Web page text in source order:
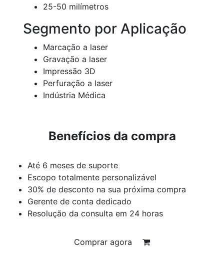
25-50 milímetros
Segmento por Aplicação
Marcação a laser
Gravação a laser
Impressão 3D
Perfuração a laser
Indústria Médica
Benefícios da compra
Até 6 meses de suporte
Escopo totalmente personalizável
30% de desconto na sua próxima compra
Gerente de conta dedicado
Resolução da consulta em 24 horas
Comprar agora